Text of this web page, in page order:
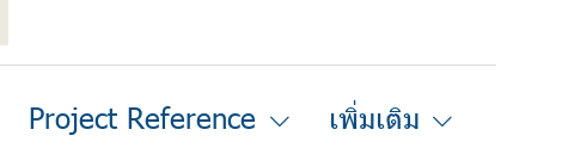
Project Reference เพิ่มเติม